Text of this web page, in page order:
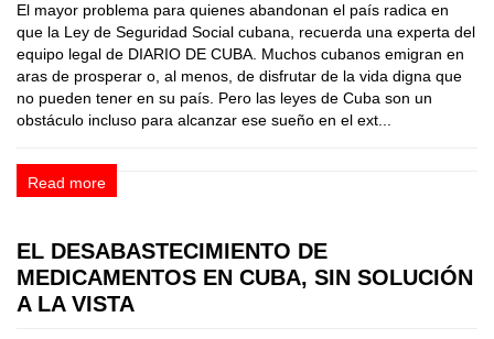
El mayor problema para quienes abandonan el país radica en
que la Ley de Seguridad Social cubana, recuerda una experta del
equipo legal de DIARIO DE CUBA. Muchos cubanos emigran en
aras de prosperar o, al menos, de disfrutar de la vida digna que
no pueden tener en su país. Pero las leyes de Cuba son un
obstáculo incluso para alcanzar ese sueño en el ext...
Read more
EL DESABASTECIMIENTO DE
MEDICAMENTOS EN CUBA, SIN SOLUCIÓN
A LA VISTA